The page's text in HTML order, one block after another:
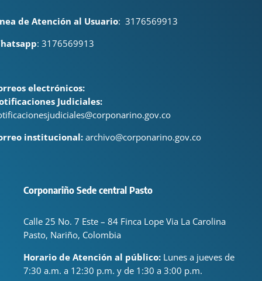
de Atención al Usuario: 3176569913
: 3176569913
electrónicos:
Judiciales:
institucional: archivo@corponarino.gov.co
Corponariño Sede central Pasto
Calle 25 No. 7 Este – 84 Finca Lope Via La Carolina
Pasto, Nariño, Colombia
Horario de Atención al público: Lunes a jueves de
7:30 a.m. a 12:30 p.m. y de 1:30 a 3:00 p.m.